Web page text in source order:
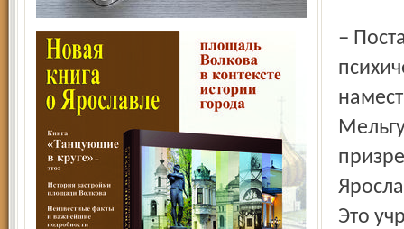
– Постараюсь коротко. Начало оказания помощи
Это